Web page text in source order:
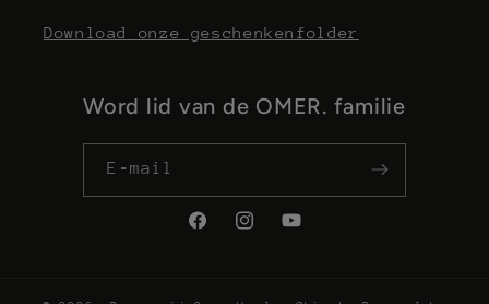
Download onze geschenkenfolder
Word lid van de OMER. familie
E‑mail
FacebookInstagramYouTube